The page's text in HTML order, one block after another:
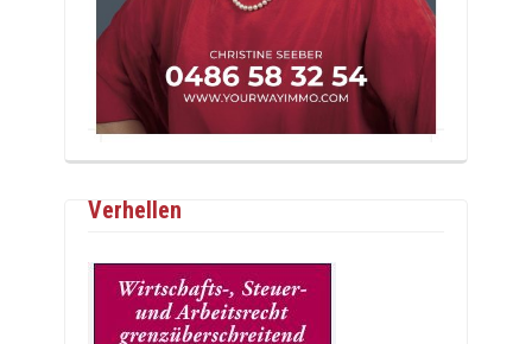
Verhellen